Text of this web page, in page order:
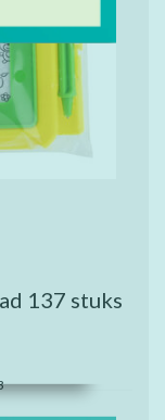
137 stuks